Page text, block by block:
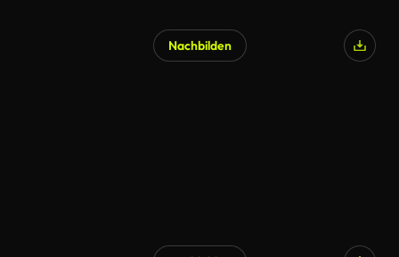
Nachbilden